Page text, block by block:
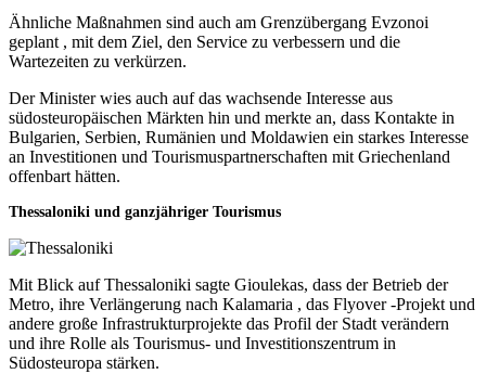
Ähnliche Maßnahmen sind auch am Grenzübergang Evzonoi
geplant , mit dem Ziel, den Service zu verbessern und die
Wartezeiten zu verkürzen.
Der Minister wies auch auf das wachsende Interesse aus
südosteuropäischen Märkten hin und merkte an, dass Kontakte in
Bulgarien, Serbien, Rumänien und Moldawien ein starkes Interesse
an Investitionen und Tourismuspartnerschaften mit Griechenland
offenbart hätten.
Thessaloniki und ganzjähriger Tourismus
Mit Blick auf Thessaloniki sagte Gioulekas, dass der Betrieb der
Metro, ihre Verlängerung nach Kalamaria , das Flyover -Projekt und
andere große Infrastrukturprojekte das Profil der Stadt verändern
und ihre Rolle als Tourismus- und Investitionszentrum in
Südosteuropa stärken.